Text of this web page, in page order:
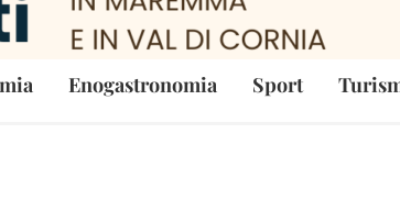
Enogastronomia Sport